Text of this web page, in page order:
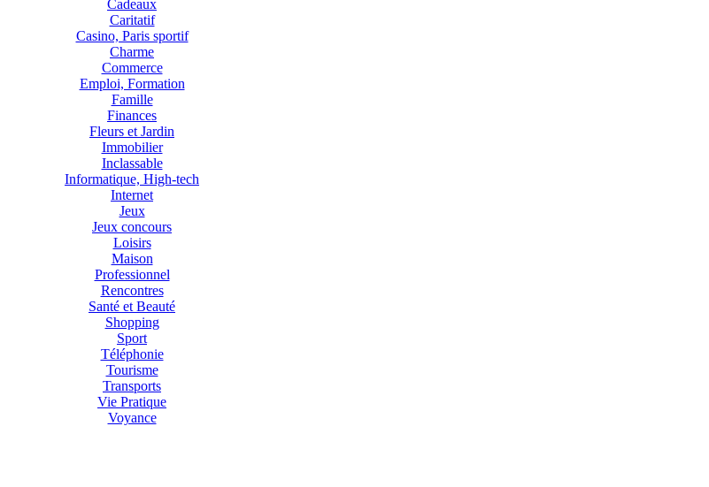
Cadeaux
Caritatif
Casino, Paris sportif
Charme
Commerce
Emploi, Formation
Famille
Finances
Fleurs et Jardin
Immobilier
Inclassable
Informatique, High-tech
Internet
Jeux
Jeux concours
Loisirs
Maison
Professionnel
Rencontres
Santé et Beauté
Shopping
Sport
Téléphonie
Tourisme
Transports
Vie Pratique
Voyance